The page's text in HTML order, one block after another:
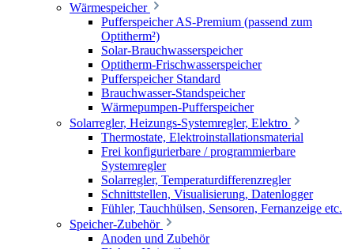
Wärmespeicher
Pufferspeicher AS-Premium (passend zum
Optitherm²)
Solar-Brauchwasserspeicher
Optitherm-Frischwasserspeicher
Pufferspeicher Standard
Brauchwasser-Standspeicher
Wärmepumpen-Pufferspeicher
Solarregler, Heizungs-Systemregler, Elektro
Thermostate, Elektroinstallationsmaterial
Frei konfigurierbare / programmierbare
Systemregler
Solarregler, Temperaturdifferenzregler
Schnittstellen, Visualisierung, Datenlogger
Fühler, Tauchhülsen, Sensoren, Fernanzeige etc.
Speicher-Zubehör
Anoden und Zubehör